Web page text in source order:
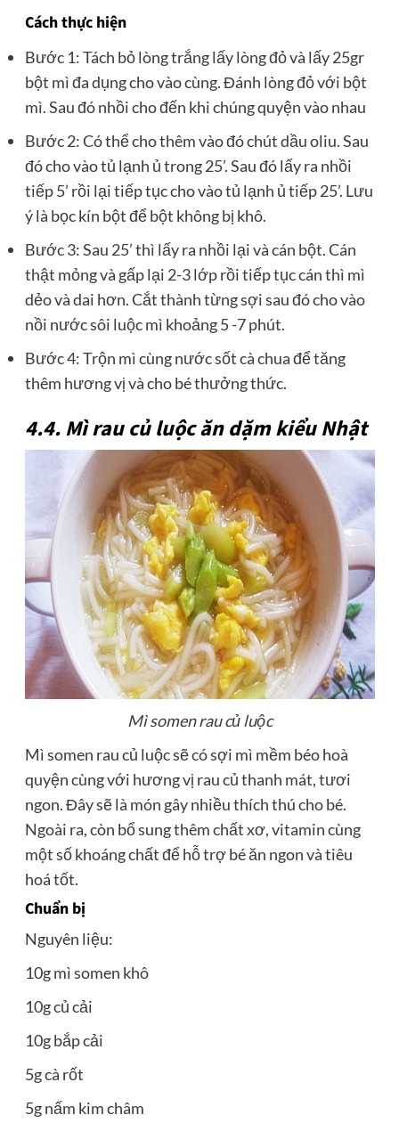
Cách thực hiện
Bước 1: Tách bỏ lòng trắng lấy lòng đỏ và lấy 25gr
bột mì đa dụng cho vào cùng. Đánh lòng đỏ với bột
mì. Sau đó nhồi cho đến khi chúng quyện vào nhau
Bước 2: Có thể cho thêm vào đó chút dầu oliu. Sau
đó cho vào tủ lạnh ủ trong 25’. Sau đó lấy ra nhồi
tiếp 5’ rồi lại tiếp tục cho vào tủ lạnh ủ tiếp 25’. Lưu
ý là bọc kín bột để bột không bị khô.
Bước 3: Sau 25’ thì lấy ra nhồi lại và cán bột. Cán
thật mỏng và gấp lại 2-3 lớp rồi tiếp tục cán thì mì
dẻo và dai hơn. Cắt thành từng sợi sau đó cho vào
nồi nước sôi luộc mì khoảng 5 -7 phút.
Bước 4: Trộn mì cùng nước sốt cà chua để tăng
thêm hương vị và cho bé thưởng thức.
4.4. Mì rau củ luộc ăn dặm kiểu Nhật
Mì somen rau củ luộc
Mì somen rau củ luộc sẽ có sợi mì mềm béo hoà
quyện cùng với hương vị rau củ thanh mát, tươi
ngon. Đây sẽ là món gây nhiều thích thú cho bé.
Ngoài ra, còn bổ sung thêm chất xơ, vitamin cùng
một số khoáng chất để hỗ trợ bé ăn ngon và tiêu
hoá tốt.
Chuẩn bị
Nguyên liệu:
10g mì somen khô
10g củ cải
10g bắp cải
5g cà rốt
5g nấm kim châm